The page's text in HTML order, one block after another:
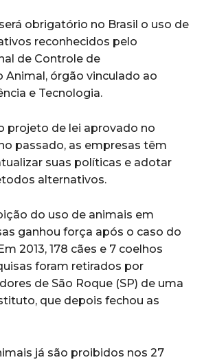
obrigatório no Brasil o uso de
reconhecidos pelo
de Controle de
Animal, órgão vinculado ao
e Tecnologia.
projeto de lei aprovado no
passado, as empresas têm
suas políticas e adotar
alternativos.
do uso de animais em
ganhou força após o caso do
2013, 178 cães e 7 coelhos
foram retirados por
de São Roque (SP) de uma
que depois fechou as
já são proibidos nos 27